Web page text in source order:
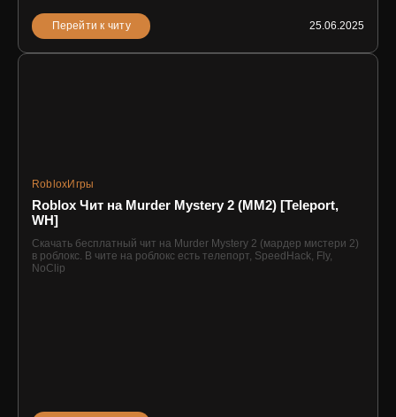
Перейти к читу 25.06.2025
RobloxИгры
Roblox Чит на Murder Mystery 2 (MM2) [Teleport,
WH]
Скачать бесплатный чит на Murder Mystery 2 (мардер мистери 2)
в роблокс. В чите на роблокс есть телепорт, SpeedHack, Fly,
NoClip